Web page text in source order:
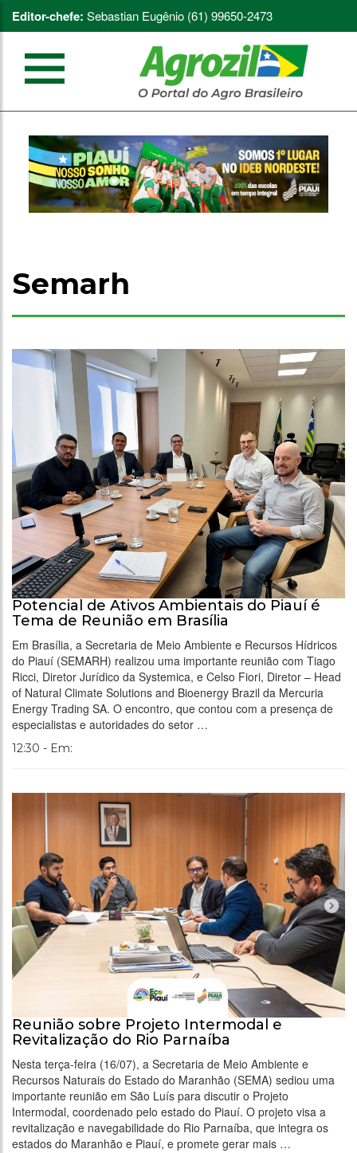
Editor-chefe: Sebastian Eugênio (61) 99650-2473
Semarh
Potencial de Ativos Ambientais do Piauí é
Tema de Reunião em Brasília
Em Brasília, a Secretaria de Meio Ambiente e Recursos Hídricos
do Piauí (SEMARH) realizou uma importante reunião com Tiago
Ricci, Diretor Jurídico da Systemica, e Celso Fiori, Diretor – Head
of Natural Climate Solutions and Bioenergy Brazil da Mercuria
Energy Trading SA. O encontro, que contou com a presença de
especialistas e autoridades do setor …
12:30 - Em:
Reunião sobre Projeto Intermodal e
Revitalização do Rio Parnaíba
Nesta terça-feira (16/07), a Secretaria de Meio Ambiente e
Recursos Naturais do Estado do Maranhão (SEMA) sediou uma
importante reunião em São Luís para discutir o Projeto
Intermodal, coordenado pelo estado do Piauí. O projeto visa a
revitalização e navegabilidade do Rio Parnaíba, que integra os
estados do Maranhão e Piauí, e promete gerar mais …